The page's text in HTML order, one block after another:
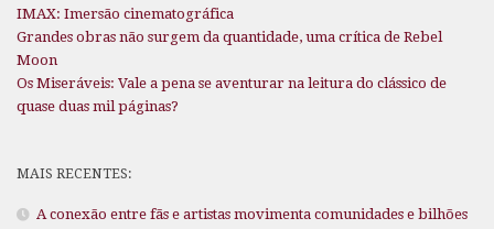
IMAX: Imersão cinematográfica
Grandes obras não surgem da quantidade, uma crítica de Rebel
Moon
Os Miseráveis: Vale a pena se aventurar na leitura do clássico de
quase duas mil páginas?
MAIS RECENTES:
A conexão entre fãs e artistas movimenta comunidades e bilhões